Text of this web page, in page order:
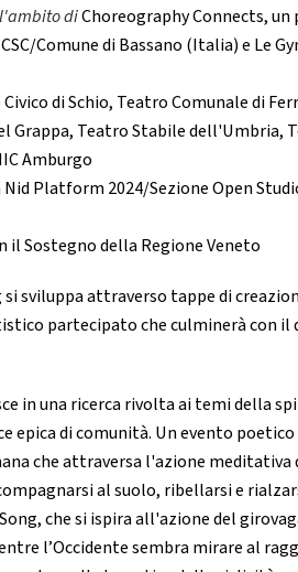
diChoreography Connects,
Comune di Bassano (Italia) e Le
di Schio, Teatro Comunale di
Grappa, Teatro Stabile dell'Umbria,
Amburgo
Platform 2024/Sezione Open
Sostegno della Regione Veneto
si sviluppa attraverso tappe di
partecipato che culminerà con
in una ricerca rivolta ai temi della
epica di comunità. Un evento
che attraversa l'azione meditativa
al suolo, ribellarsi e
che si ispira all'azione del
l’Occidente sembra mirare al